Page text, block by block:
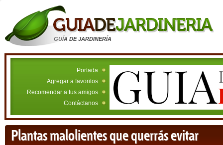
GUÍA DE JARDINERÍA
Portada
Agregar a favoritos
Recomendar a tus amigos
Contáctanos
Plantas malolientes que querrás evitar